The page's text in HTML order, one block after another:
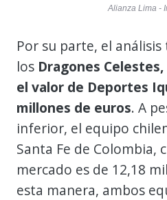
Alianza Lima -
Por su parte, el
los Dragones
el valor de Deportes
millones de euros. A
inferior, el equipo
Santa Fe de Colombia,
mercado es de 12,18
esta manera, ambos